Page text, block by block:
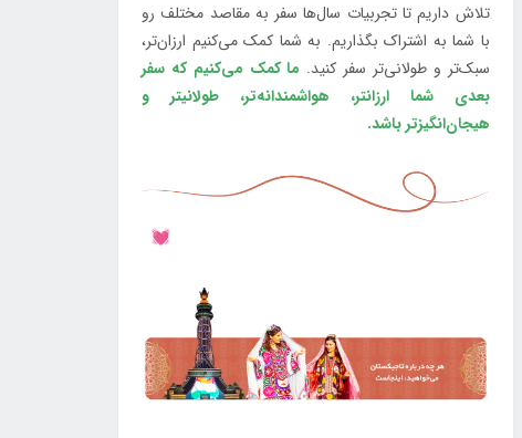
تلاش داریم تا تجربیات سال‌ها سفر به مقاصد مختلف رو
با شما به اشتراک بگذاریم. به شما کمک می‌کنیم ارزان‌تر،
سبک‌تر و طولانی‌تر سفر کنید. ما کمک می‌کنیم که سفر
بعدی شما ارزانتر، هواشمندانه‌تر، طولانی‎تر و
هیجان‌انگیزتر باشد.